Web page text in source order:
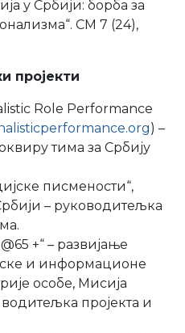
у Србији: борба за
CM 7 (24),
пројекти
Role Performance
) –
тима за Србију
писмености“,
– руководитељка
+“ – развијање
и информационе
особе, Мисија
пројекта и